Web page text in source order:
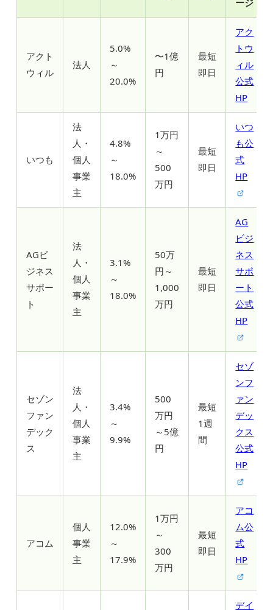
アクト
ウィル
法人
5.0%
～
20.0%
〜1億
円
最短
即日
アク
トウ
ィル
公式
HP
いつも
法
人・
個人
事業
主
4.8%
～
18.0%
1万円
～
500
万円
最短
即日
いつ
も公
式
HP
AGビ
ジネス
サポー
ト
法
人・
個人
事業
主
3.1%
～
18.0%
50万
円～
1,000
万円
最短
即日
AG
ビジ
ネス
サポ
ート
公式
HP
セゾン
ファン
デック
ス
法
人・
個人
事業
主
3.4%
～
9.9%
500
万円
～5億
円
最短
1週
間
セゾ
ンフ
ァン
デッ
クス
公式
HP
アコム
個人
事業
主
12.0%
～
17.9%
1万円
～
300
万円
最短
即日
アコ
ム公
式
HP
デイ